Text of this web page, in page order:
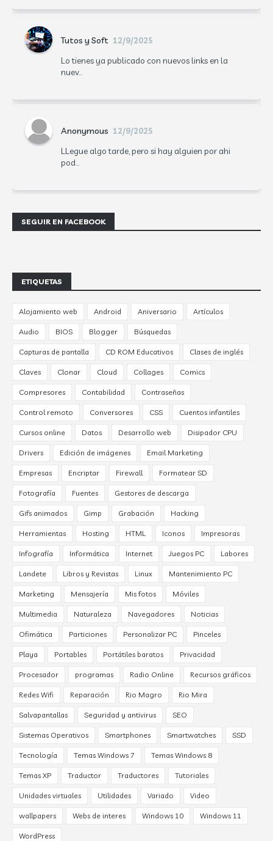
Tutos y Soft 12/9/2025
Lo tienes ya publicado con nuevos links en la
nuev...
Anonymous 12/9/2025
LLegue algo tarde, pero si hay alguien por ahi
pod...
SEGUIR EN FACEBOOK
ETIQUETAS
Alojamiento web Android Aniversario Artículos
Audio BIOS Blogger Búsquedas
Capturas de pantalla CD ROM Educativos Clases de inglés
Claves Clonar Cloud Collages Comics
Compresores Contabilidad Contraseñas
Control remoto Conversores CSS Cuentos infantiles
Cursos online Datos Desarrollo web Disipador CPU
Drivers Edición de imágenes Email Marketing
Empresas Encriptar Firewall Formatear SD
Fotografía Fuentes Gestores de descarga
Gifs animados Gimp Grabación Hacking
Herramientas Hosting HTML Iconos Impresoras
Infografía Informática Internet Juegos PC Labores
Landete Libros y Revistas Linux Mantenimiento PC
Marketing Mensajería Mis fotos Móviles
Multimedia Naturaleza Navegadores Noticias
Ofimática Particiones Personalizar PC Pinceles
Playa Portables Portátiles baratos Privacidad
Procesador programas Radio Online Recursos gráficos
Redes Wifi Reparación Rio Magro Rio Mira
Salvapantallas Seguridad y antivirus SEO
Sistemas Operativos Smartphones Smartwatches SSD
Tecnología Temas Windows 7 Temas Windows 8
Temas XP Traductor Traductores Tutoriales
Unidades virtuales Utilidades Variado Video
wallpapers Webs de interes Windows 10 Windows 11
WordPress